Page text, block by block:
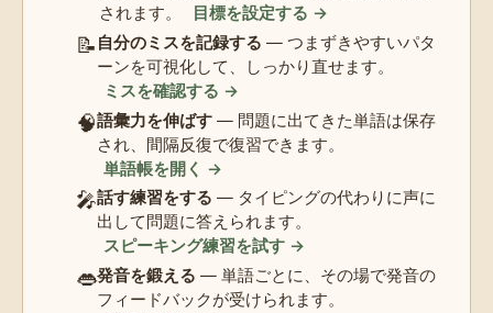
されます。
目標を設定する →
📝 自分のミスを記録する — つまずきやすいパタ
ーンを可視化して、しっかり直せます。
ミスを確認する →
🧠語彙力を伸ばす — 問題に出てきた単語は保存
され、間隔反復で復習できます。
単語帳を開く →
🎤話す練習をする — タイピングの代わりに声に
出して問題に答えられます。
スピーキング練習を試す →
👄発音を鍛える — 単語ごとに、その場で発音の
フィードバックが受けられます。